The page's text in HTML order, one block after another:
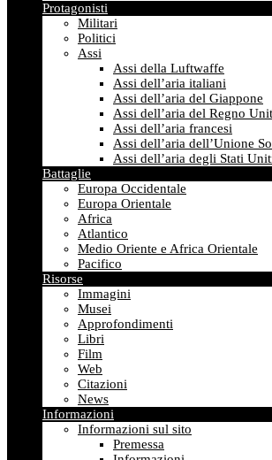
Protagonisti
Militari
Politici
Assi
Assi della Luftwaffe
Assi dell’aria italiani
Assi dell’aria del Giappone
Assi dell’aria del Regno
Assi dell’aria francesi
Assi dell’aria dell’Unione
Assi dell’aria degli Stati
Battaglie
Europa Occidentale
Europa Orientale
Africa
Atlantico
Medio Oriente e Africa Orientale
Pacifico
Risorse
Immagini
Musei
Approfondimenti
Libri
Film
Web
Citazioni
News
Informazioni
Informazioni sul sito
Premessa